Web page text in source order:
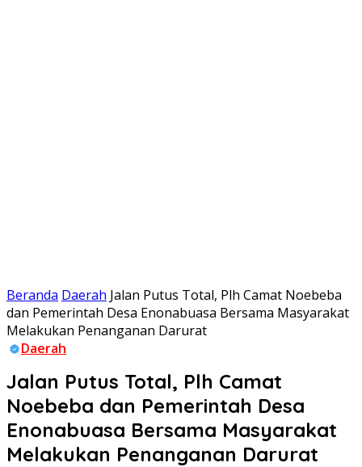
Beranda Daerah Jalan Putus Total, Plh Camat Noebeba
dan Pemerintah Desa Enonabuasa Bersama Masyarakat
Melakukan Penanganan Darurat
Daerah
Jalan Putus Total, Plh Camat
Noebeba dan Pemerintah Desa
Enonabuasa Bersama Masyarakat
Melakukan Penanganan Darurat